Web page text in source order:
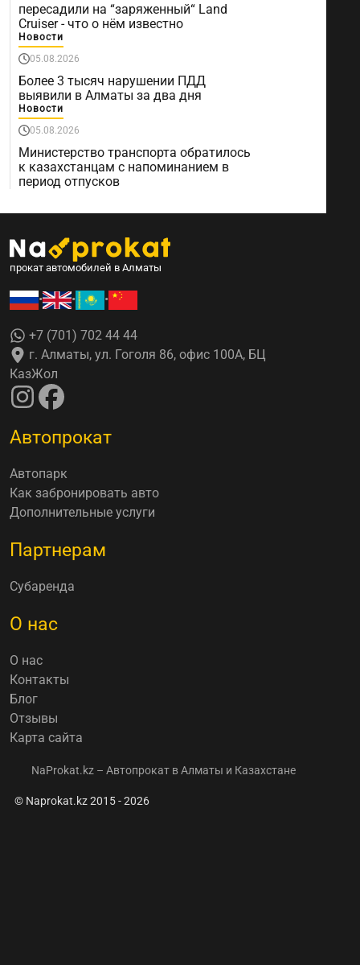
пересадили на “заряженный“ Land
Cruiser - что о нём известно
Новости
05.08.2026
Более 3 тысяч нарушении ПДД
выявили в Алматы за два дня
Новости
05.08.2026
Министерство транспорта обратилось
к казахстанцам с напоминанием в
период отпусков
прокат автомобилей в Алматы
• • •
+7 (701) 702 44 44
г. Алматы, ул. Гоголя 86, офис 100А, БЦ
КазЖол
Автопрокат
Автопарк
Как забронировать авто
Дополнительные услуги
Партнерам
Субаренда
О нас
О нас
Контакты
Блог
Отзывы
Карта сайта
NaProkat.kz – Автопрокат в Алматы и Казахстане
© Naprokat.kz 2015 - 2026